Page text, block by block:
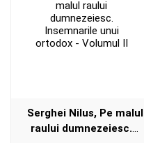
Serghei Nilus, Pe malul
raului dumnezeiesc.